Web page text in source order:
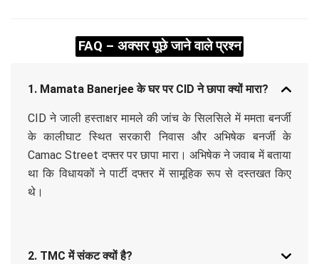
FAQ – अक्सर पूछे जाने वाले प्रश्न
1. Mamata Banerjee के घर पर CID ने छापा क्यों मारा?
CID ने जाली हस्ताक्षर मामले की जांच के सिलसिले में ममता बनर्जी
के कालीघाट स्थित सरकारी निवास और अभिषेक बनर्जी के
Camac Street दफ्तर पर छापा मारा। अभिषेक ने जवाब में बताया
था कि विधायकों ने पार्टी दफ्तर में सामूहिक रूप से दस्तखत किए
थे।
2. TMC में संकट क्यों है?